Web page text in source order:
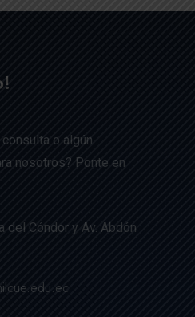
o algún
nosotros? Ponte en
del Cóndor y Av. Abdón